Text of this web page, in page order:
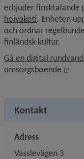
erbjuder finsktalande
hoivakoti. Enheten
och ordnar
finländsk kultur.
Gå en digital
omsorgsboende
Kontakt
Adress
Vasslevägen 3